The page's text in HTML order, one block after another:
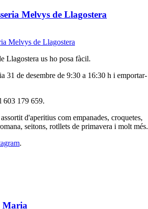
Melvys de Llagostera
Llagostera us ho posa fàcil.
31 de desembre de 9:30 a 16:30 h i emportar-
603 179 659.
d'aperitius com empanades, croquetes,
seitons, rotllets de primavera i molt més.
.
Maria